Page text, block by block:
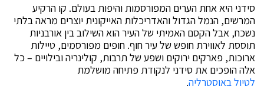
סידני היא אחת הערים המפורסמות והיפות בעולם. קו הרקיע
המרשים, הנמל הגדול והאדריכלות האייקונית יוצרים מראה בלתי
נשכח, אבל הקסם האמיתי של העיר הוא השילוב בין אורבניות
תוססת לאווירת חופש של עיר חוף. חופים מפורסמים, טיילות
ארוכות, פארקים ירוקים ושפע של תרבות, קולינריה ובילויים – כל
אלה הופכים את סידני לנקודת פתיחה מושלמת
לטיול באוסטרליה.